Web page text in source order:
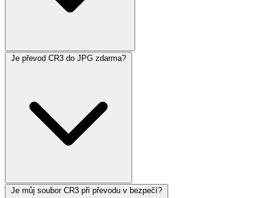
Je převod CR3 do JPG zdarma?
Je můj soubor CR3 při převodu v bezpečí?